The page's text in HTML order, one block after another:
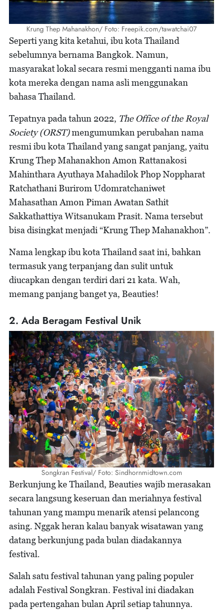
Krung Thep Mahanakhon/ Foto: Freepik.com/tawatchai07
Seperti yang kita ketahui, ibu kota Thailand
sebelumnya bernama Bangkok. Namun,
masyarakat lokal secara resmi mengganti nama ibu
kota mereka dengan nama asli menggunakan
bahasa Thailand.
Tepatnya pada tahun 2022, The Office of the Royal
Society (ORST)mengumumkan perubahan nama
resmi ibu kota Thailand yang sangat panjang, yaitu
Krung Thep Mahanakhon Amon Rattanakosi
Mahinthara Ayuthaya Mahadilok Phop Noppharat
Ratchathani Burirom Udomratchaniwet
Mahasathan Amon Piman Awatan Sathit
Sakkathattiya Witsanukam Prasit. Nama tersebut
bisa disingkat menjadi “Krung Thep Mahanakhon”.
Nama lengkap ibu kota Thailand saat ini, bahkan
termasuk yang terpanjang dan sulit untuk
diucapkan dengan terdiri dari 21 kata. Wah,
memang panjang banget ya, Beauties!
2. Ada Beragam Festival Unik
Songkran Festival/ Foto: Sindhornmidtown.com
Berkunjung ke Thailand, Beauties wajib merasakan
secara langsung keseruan dan meriahnya festival
tahunan yang mampu menarik atensi pelancong
asing. Nggak heran kalau banyak wisatawan yang
datang berkunjung pada bulan diadakannya
festival.
Salah satu festival tahunan yang paling populer
adalah Festival Songkran. Festival ini diadakan
pada pertengahan bulan April setiap tahunnya.